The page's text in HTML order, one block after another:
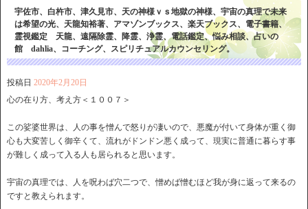
宇佐市、白杵市、津久見市、天の神様ｖｓ地獄の神様、宇宙の真理で未来
は希望の光、天龍知裕著、アマゾンブックス、楽天ブックス、電子書籍、
霊視鑑定 天龍、遠隔除霊、降霊、浄霊、電話鑑定、悩み相談、占いの
館 dahlia、コーチング、スピリチュアルカウンセリング。
投稿日 2020年2月20日
心の在り方、考え方＜１００７＞
この娑婆世界は、人の事を憎んで怒りが凄いので、悪魔が付いて身体が重く御
心も大変苦しく御辛くて、流れがドンドン悪く成って、現実に普通に暮らす事
が難しく成って入る人も居られると思います。
宇宙の真理では、人を呪わば穴二つで、憎めば憎むほど我が身に返って来るの
ですと教えられます。